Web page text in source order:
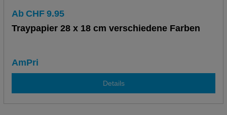
Ab CHF 9.95
Traypapier 28 x 18 cm verschiedene Farben
AmPri
Details